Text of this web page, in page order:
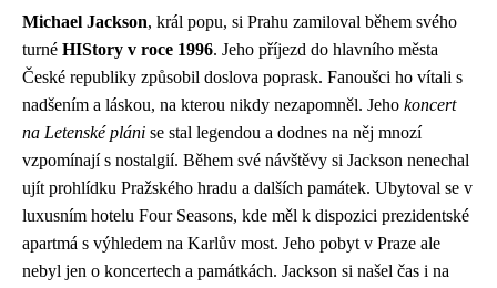
Michael Jackson, král popu, si Prahu zamiloval během svého
turné HIStory v roce 1996. Jeho příjezd do hlavního města
České republiky způsobil doslova poprask. Fanoušci ho vítali s
nadšením a láskou, na kterou nikdy nezapomněl. Jeho koncert
na Letenské pláni se stal legendou a dodnes na něj mnozí
vzpomínají s nostalgií. Během své návštěvy si Jackson nenechal
ujít prohlídku Pražského hradu a dalších památek. Ubytoval se v
luxusním hotelu Four Seasons, kde měl k dispozici prezidentské
apartmá s výhledem na Karlův most. Jeho pobyt v Praze ale
nebyl jen o koncertech a památkách. Jackson si našel čas i na